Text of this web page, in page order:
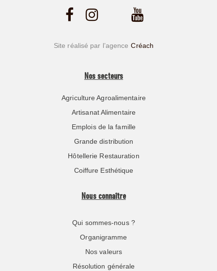
Site réalisé par l’agence Créach
Nos secteurs
Agriculture Agroalimentaire
Artisanat Alimentaire
Emplois de la famille
Grande distribution
Hôtellerie Restauration
Coiffure Esthétique
Nous connaître
Qui sommes-nous ?
Organigramme
Nos valeurs
Résolution générale